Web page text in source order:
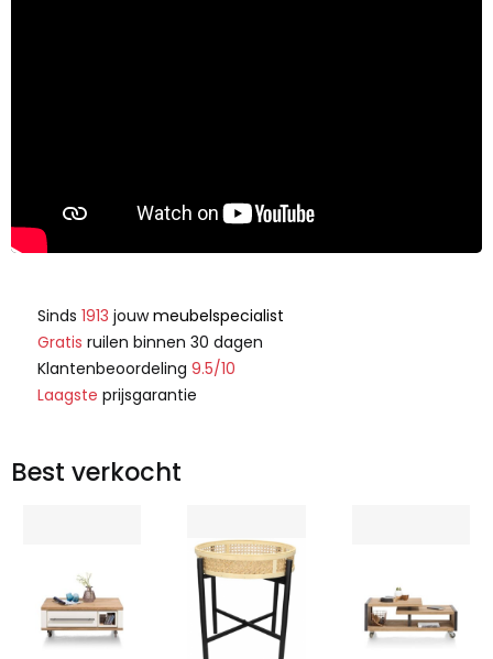
Sinds 1913 jouwmeubelspecialist
Gratis ruilen binnen 30 dagen
Klantenbeoordeling 9.5/10
Laagste prijsgarantie
Best verkocht